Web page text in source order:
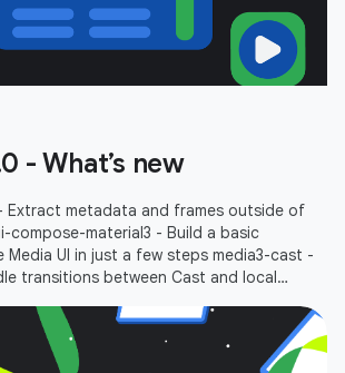
- What’s new
Extract metadata and frames outside of
compose-material3 - Build a basic
Media UI in just a few steps media3-cast -
transitions between Cast and local